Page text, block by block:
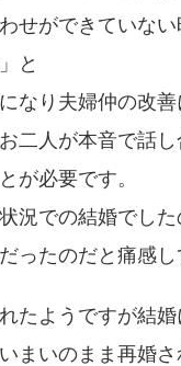
せができていない
と
なり夫婦仲の改善
二人が本音で話し
が必要です。
況での結婚でした
ったのだと痛感し
たようですが結
まいのまま再婚さ